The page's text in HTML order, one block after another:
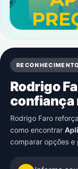
Rodrigo
confiança
Rodrigo Faro
como encontrar
comparar opções e